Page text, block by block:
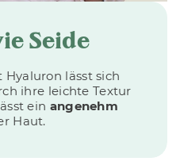
Seide
lässt sich
ihre leichte Textur
ein angenehm
Haut.